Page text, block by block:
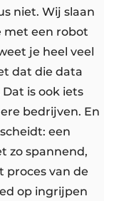
niet. Wij slaan
met een robot
je heel veel
dat die data
is ook iets
bedrijven. En
een
zo spannend,
proces van de
op ingrijpen